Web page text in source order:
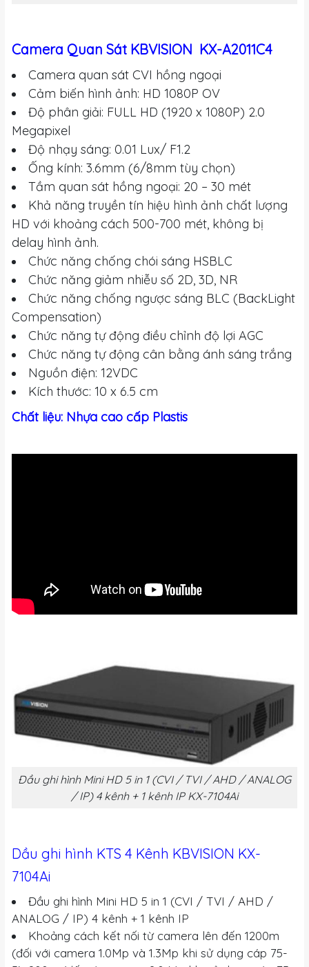
Camera Quan Sát KBVISION KX-A2011C4
Camera quan sát CVI hồng ngoại
Cảm biến hình ảnh: HD 1080P OV
Độ phân giải: FULL HD (1920 x 1080P) 2.0
Megapixel
Độ nhạy sáng: 0.01 Lux/ F1.2
Ống kính: 3.6mm (6/8mm tùy chọn)
Tầm quan sát hồng ngoại: 20 – 30 mét
Khả năng truyền tín hiệu hình ảnh chất lượng
HD với khoảng cách 500-700 mét, không bị
delay hình ảnh.
Chức năng chống chói sáng HSBLC
Chức năng giảm nhiễu số 2D, 3D, NR
Chức năng chống ngược sáng BLC (BackLight
Compensation)
Chức năng tự động điều chỉnh độ lợi AGC
Chức năng tự động cân bằng ánh sáng trắng
Nguồn điện: 12VDC
Kích thước: 10 x 6.5 cm
Chất liệu: Nhựa cao cấp Plastis
Đầu ghi hình Mini HD 5 in 1 (CVI / TVI / AHD / ANALOG
/ IP) 4 kênh + 1 kênh IP KX-7104Ai
Dầu ghi hình KTS 4 Kênh KBVISION KX-
7104Ai
Đầu ghi hình Mini HD 5 in 1 (CVI / TVI / AHD /
ANALOG / IP) 4 kênh + 1 kênh IP
Khoảng cách kết nối từ camera lên đến 1200m
(đối với camera 1.0Mp và 1.3Mp khi sử dụng cáp 75-